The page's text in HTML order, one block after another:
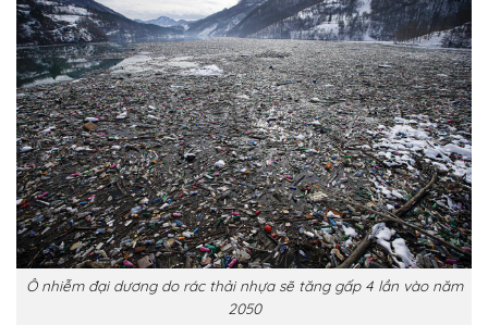
Ô nhiễm đại dương do rác thải nhựa sẽ tăng gấp 4 lần vào năm
2050